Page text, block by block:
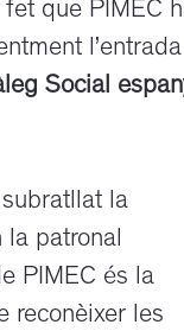
que PIMEC
Social
subratllat la
la patronal
PIMEC és la
reconèixer les